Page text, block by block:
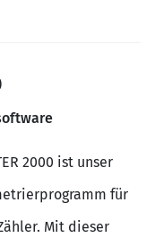
2000 ist unser
für
Mit dieser